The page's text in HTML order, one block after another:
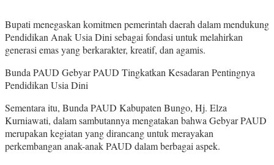
Bupati menegaskan komitmen pemerintah daerah dalam mendukung
Pendidikan Anak Usia Dini sebagai fondasi untuk melahirkan
generasi emas yang berkarakter, kreatif, dan agamis.
Bunda PAUD Gebyar PAUD Tingkatkan Kesadaran Pentingnya
Pendidikan Usia Dini
Sementara itu, Bunda PAUD Kabupaten Bungo, Hj. Elza
Kurniawati, dalam sambutannya mengatakan bahwa Gebyar PAUD
merupakan kegiatan yang dirancang untuk merayakan
perkembangan anak-anak PAUD dalam berbagai aspek.